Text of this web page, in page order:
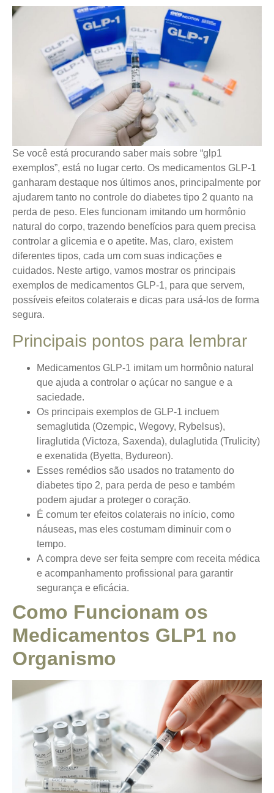
Se você está procurando saber mais sobre “glp1
exemplos”, está no lugar certo. Os medicamentos GLP-1
ganharam destaque nos últimos anos, principalmente por
ajudarem tanto no controle do diabetes tipo 2 quanto na
perda de peso. Eles funcionam imitando um hormônio
natural do corpo, trazendo benefícios para quem precisa
controlar a glicemia e o apetite. Mas, claro, existem
diferentes tipos, cada um com suas indicações e
cuidados. Neste artigo, vamos mostrar os principais
exemplos de medicamentos GLP-1, para que servem,
possíveis efeitos colaterais e dicas para usá-los de forma
segura.
Principais pontos para lembrar
Medicamentos GLP-1 imitam um hormônio natural
que ajuda a controlar o açúcar no sangue e a
saciedade.
Os principais exemplos de GLP-1 incluem
semaglutida (Ozempic, Wegovy, Rybelsus),
liraglutida (Victoza, Saxenda), dulaglutida (Trulicity)
e exenatida (Byetta, Bydureon).
Esses remédios são usados no tratamento do
diabetes tipo 2, para perda de peso e também
podem ajudar a proteger o coração.
É comum ter efeitos colaterais no início, como
náuseas, mas eles costumam diminuir com o
tempo.
A compra deve ser feita sempre com receita médica
e acompanhamento profissional para garantir
segurança e eficácia.
Como Funcionam os
Medicamentos GLP1 no
Organismo